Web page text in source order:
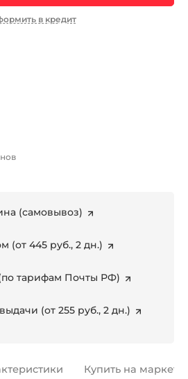
в кредит
(самовывоз)
(от 445 руб., 2 дн.)
тарифам Почты РФ)
(от 255 руб., 2 дн.)
Купить на